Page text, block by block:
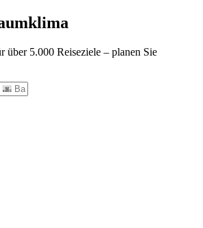
über 5.000 Reiseziele – planen Sie